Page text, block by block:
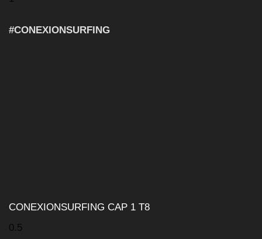
#CONEXIONSURFING
CONEXIONSURFING CAP 1 T8